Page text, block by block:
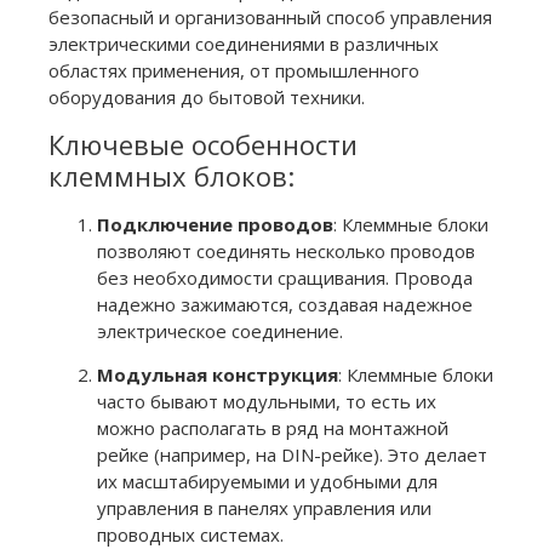
безопасный и организованный способ управления
электрическими соединениями в различных
областях применения, от промышленного
оборудования до бытовой техники.
Ключевые особенности
клеммных блоков:
Подключение проводов: Клеммные блоки
позволяют соединять несколько проводов
без необходимости сращивания. Провода
надежно зажимаются, создавая надежное
электрическое соединение.
Модульная конструкция: Клеммные блоки
часто бывают модульными, то есть их
можно располагать в ряд на монтажной
рейке (например, на DIN-рейке). Это делает
их масштабируемыми и удобными для
управления в панелях управления или
проводных системах.